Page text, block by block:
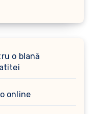
o blană
online